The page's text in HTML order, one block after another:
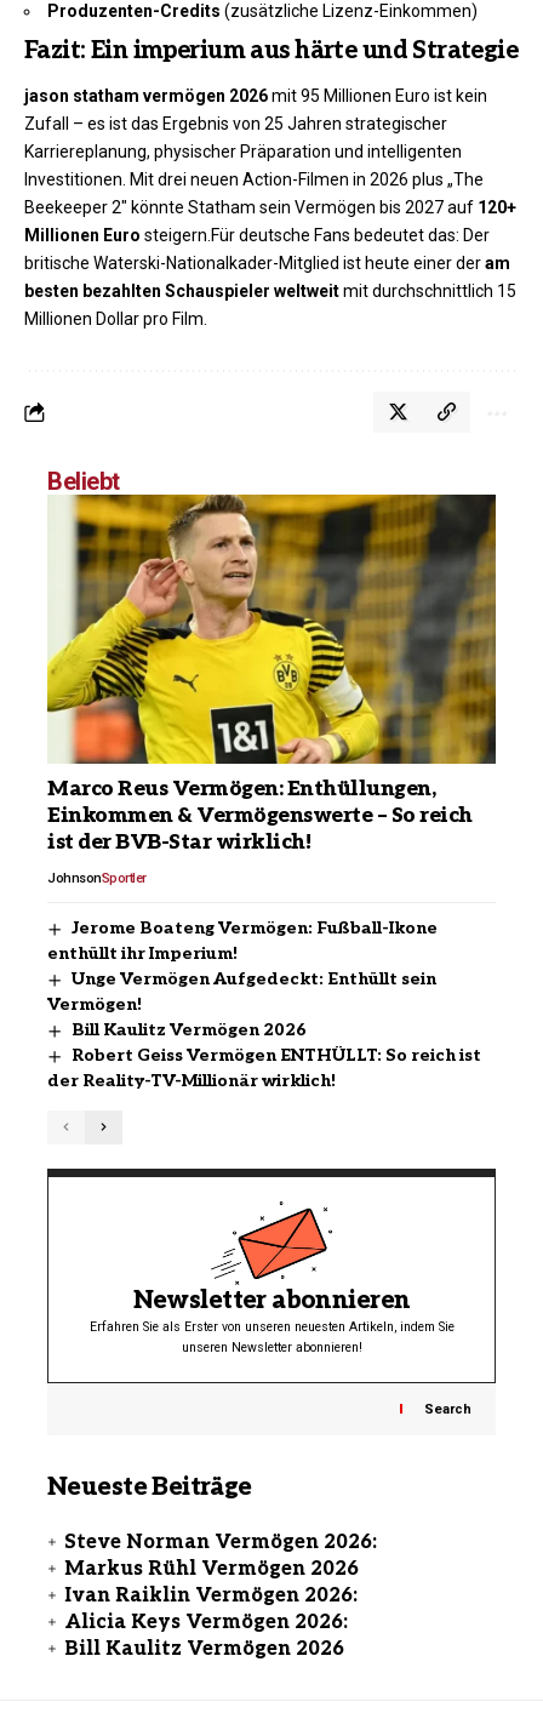
Produzenten-Credits (zusätzliche Lizenz-Einkommen)
Fazit: Ein imperium aus härte und Strategie
jason statham vermögen 2026mit 95 Millionen Euro ist kein
Zufall – es ist das Ergebnis von 25 Jahren strategischer
Karriereplanung, physischer Präparation und intelligenten
Investitionen. Mit drei neuen Action-Filmen in 2026 plus „The
Beekeeper 2″ könnte Statham sein Vermögen bis 2027 auf 120+
Millionen Euro steigern.Für deutsche Fans bedeutet das: Der
britische Waterski-Nationalkader-Mitglied ist heute einer deram
besten bezahlten Schauspieler weltweitmit durchschnittlich 15
Millionen Dollar pro Film.
Beliebt
Marco Reus Vermögen: Enthüllungen,
Einkommen & Vermögenswerte – So reich
ist der BVB-Star wirklich!
JohnsonSportler
Jerome Boateng Vermögen: Fußball-Ikone
enthüllt ihr Imperium!
Unge Vermögen Aufgedeckt: Enthüllt sein
Vermögen!
Bill Kaulitz Vermögen 2026
Robert Geiss Vermögen ENTHÜLLT: So reich ist
der Reality-TV-Millionär wirklich!
Newsletter abonnieren
Erfahren Sie als Erster von unseren neuesten Artikeln, indem Sie
unseren Newsletter abonnieren!
Search
Neueste Beiträge
Steve Norman Vermögen 2026:
Markus Rühl Vermögen 2026
Ivan Raiklin Vermögen 2026:
Alicia Keys Vermögen 2026:
Bill Kaulitz Vermögen 2026